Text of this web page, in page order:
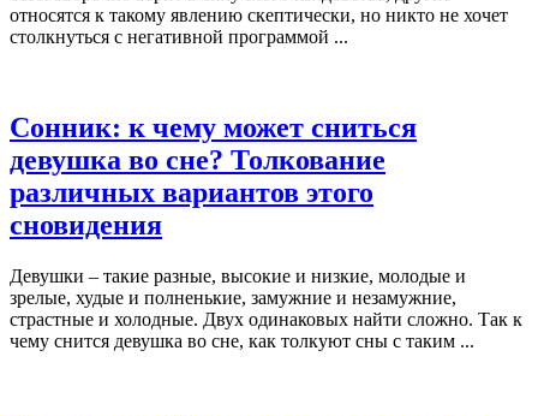
относятся к такому явлению скептически, но никто не хочет
столкнуться с негативной программой ...
Сонник: к чему может сниться
девушка во сне? Толкование
различных вариантов этого
сновидения
Девушки – такие разные, высокие и низкие, молодые и
зрелые, худые и полненькие, замужние и незамужние,
страстные и холодные. Двух одинаковых найти сложно. Так к
чему снится девушка во сне, как толкуют сны с таким ...